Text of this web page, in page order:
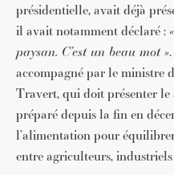
présidentielle, avait déjà
il avait notamment déclaré :
paysan. C’est un beau mot »
accompagné par le ministre
Travert, qui doit présenter
préparé depuis la fin en
l’alimentation pour
entre agriculteurs,